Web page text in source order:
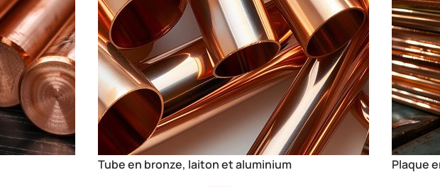
Plaque en bronze, laiton et aluminium
Profilé